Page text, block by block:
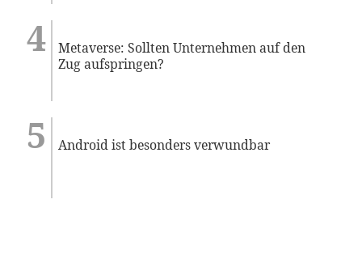
Metaverse: Sollten Unternehmen auf den
Zug aufspringen?
Android ist besonders verwundbar